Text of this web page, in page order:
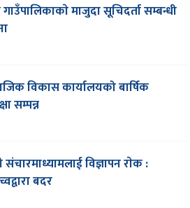
गाउँपालिकाकाे मा‌जुदा सूचिदर्ता सम्बन्धी
विकास कार्यालयको बार्षिक
सम्पन्न
संचारमाध्यामलाई विज्ञापन राेक :
बदर